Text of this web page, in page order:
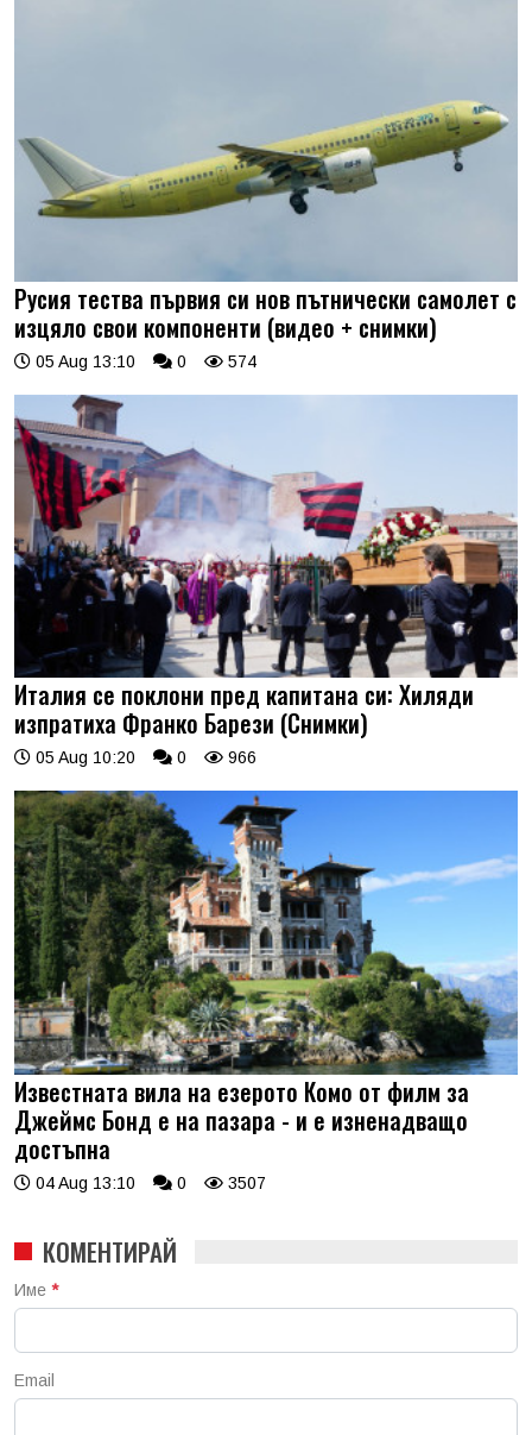
Русия тества първия си нов пътнически самолет с
изцяло свои компоненти (видео + снимки)
05 Aug 13:10 0 574
Италия се поклони пред капитана си: Хиляди
изпратиха Франко Барези (Снимки)
05 Aug 10:20 0 966
Известната вила на езерото Комо от филм за
Джеймс Бонд е на пазара - и е изненадващо
достъпна
04 Aug 13:10 0 3507
КОМЕНТИРАЙ
Име *
Email